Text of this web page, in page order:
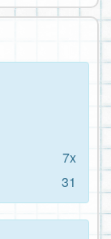
7x
31